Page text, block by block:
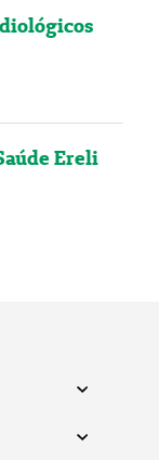
Ereli